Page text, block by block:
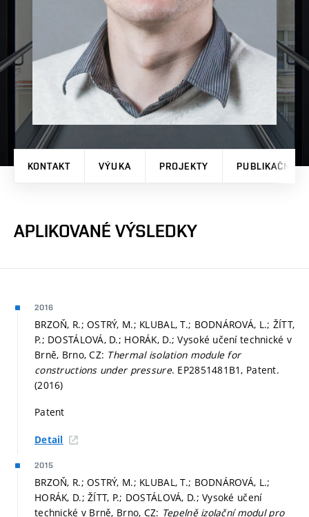
KONTAKT VÝUKA PROJEKTY PUBLIKAČNÍ
APLIKOVANÉ VÝSLEDKY
2016
BRZOŇ, R.; OSTRÝ, M.; KLUBAL, T.; BODNÁROVÁ, L.; ŽÍTT,
P.; DOSTÁLOVÁ, D.; HORÁK, D.; Vysoké učení technické v
Brně, Brno, CZ: Thermal isolation module for
constructions under pressure. EP2851481B1, Patent.
(2016)
Patent
Detail
2015
BRZOŇ, R.; OSTRÝ, M.; KLUBAL, T.; BODNÁROVÁ, L.;
HORÁK, D.; ŽÍTT, P.; DOSTÁLOVÁ, D.; Vysoké učení
technické v Brně, Brno, CZ: Tepelně izolační modul pro